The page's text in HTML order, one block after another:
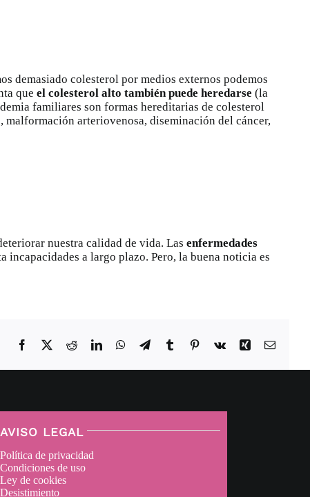
demasiado colesterol por medios externos podemos
que el colesterol alto también puede heredarse (la
familiares son formas hereditarias de colesterol
arteriovenosa, diseminación del cáncer,
nuestra calidad de vida. Las enfermedades
incapacidades a largo plazo. Pero, la buena noticia es
Facebook RedditLinkedInWhatsApp
TelegramTumblr Pinterest
Vk Xing Correo
AVISO LEGAL
Política de privacidad
Condiciones de uso
Ley de cookies
Desistimiento